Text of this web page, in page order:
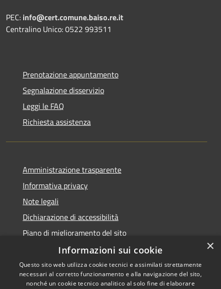
PEC: info@cert.comune.baiso.re.it
Centralino Unico: 0522 993511
Prenotazione appuntamento
Segnalazione disservizio
Leggi le FAQ
Richiesta assistenza
Amministrazione trasparente
Informativa privacy
Note legali
Dichiarazione di accessibilità
Piano di miglioramento del sito
Copyright © 2026 • Comune di
×
Informazioni sui cookie
Questo sito web utilizza cookie tecnici e assimilati strettamente
necessari al corretto funzionamento e alla navigazione del sito,
nonché un cookie tecnico analitico al solo fine di elaborare